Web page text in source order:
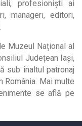
profesioniști ai
manageri, editori,
Muzeul Național al
Județean Iași,
sub înaltul patronaj
România. Mai multe
se află pe